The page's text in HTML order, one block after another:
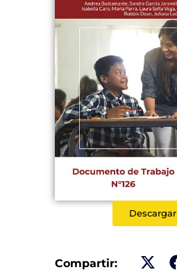
Descargar
Compartir: